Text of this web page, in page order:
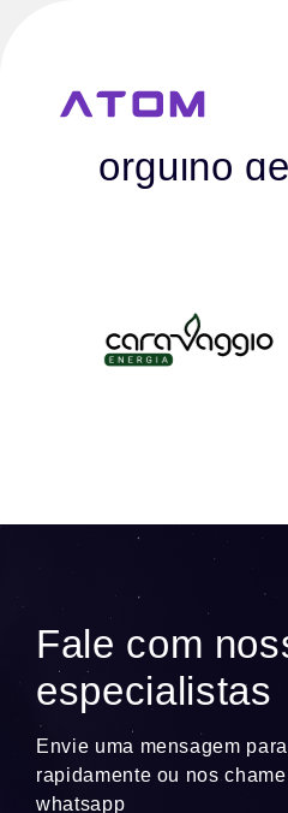
Marcas
orgulho
Fale com
especialistas
Envie uma mensagem
rapidamente ou nos
whatsapp